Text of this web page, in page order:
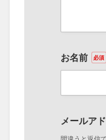
お名前 必須
メールア